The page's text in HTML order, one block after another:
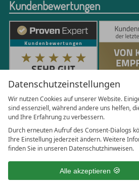
Datenschutzeinstellungen
Wir nutzen Cookies auf unserer Website.
sind essenziell, während andere uns helfen,
und Ihre Erfahrung zu verbessern.
Durch erneuten Aufruf des Consent-Dialogs
Ihre Einstellung jederzeit ändern. Weitere
finden Sie in unseren Datenschutzhinweisen.
Alle akzeptieren
Kundenbewertungen